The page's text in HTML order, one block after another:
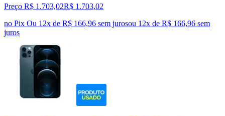
Preço R$ 1.703,02R$ 1.703,02
no Pix Ou 12x de R$ 166,96 sem jurosou 12x de R$ 166,96 sem
juros